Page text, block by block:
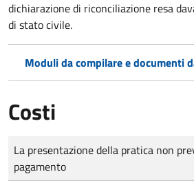
dichiarazione di riconciliazione resa
di stato civile.
Moduli da compilare e documenti
Costi
Tipo di pagamento
Importo
La presentazione della pratica non
pagamento